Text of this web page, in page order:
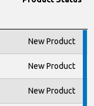
New Product
New Product
New Product